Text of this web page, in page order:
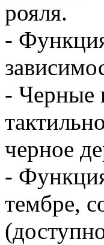
рояля.
-
- Черные
черное
-
тембре,